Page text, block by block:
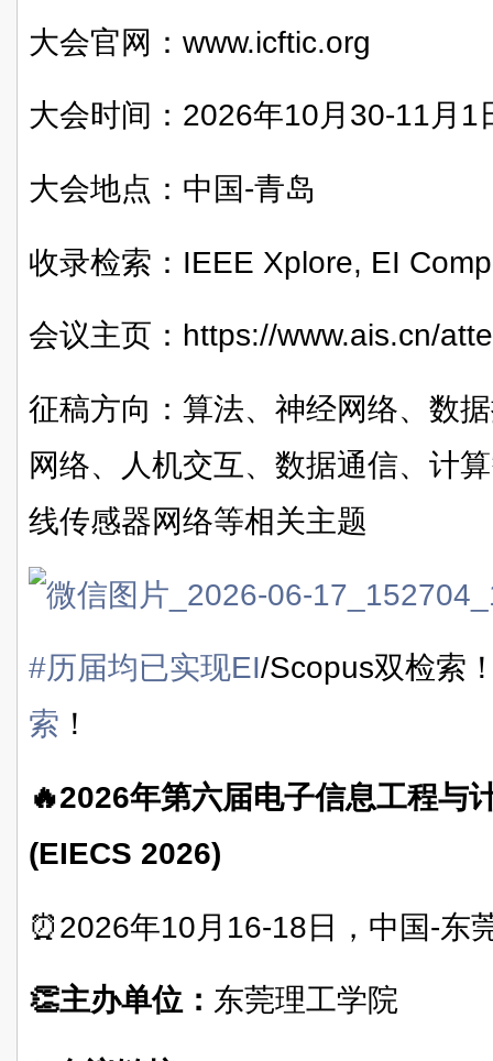
大会官网：www.icftic.org
大会时间：2026年10月30-11月1
大会地点：中国-青岛
收录检索：IEEE Xplore, EI
会议主页：https://www.ais.cn/
征稿方向：算法、神经网络、数
网络、人机交互、数据通信、计
线传感器网络等相关主题
#历届均已实现EI/Scopus双检索
索 ！
🔥2026年第六届电子信息工程与
(EIECS 2026)
⏰2026年10月16-18日，中国-东
👏主办单位： 东莞理工学院